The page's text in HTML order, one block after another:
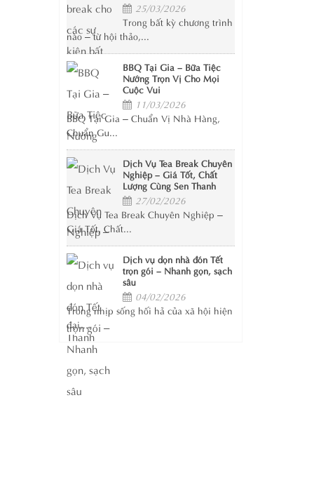
25/03/2026
Trong bất kỳ chương trình
nào – từ hội thảo,...
BBQ Tại Gia – Bữa Tiệc
Nướng Trọn Vị Cho Mọi
Cuộc Vui
11/03/2026
BBQ Tại Gia – Chuẩn Vị Nhà Hàng,
Chuẩn Gu...
Dịch Vụ Tea Break Chuyên
Nghiệp – Giá Tốt, Chất
Lượng Cùng Sen Thanh
27/02/2026
Dịch Vụ Tea Break Chuyên Nghiệp –
Giá Tốt, Chất...
Dịch vụ dọn nhà đón Tết
trọn gói – Nhanh gọn, sạch
sâu
04/02/2026
Trong nhịp sống hối hả của xã hội hiện
đại,...